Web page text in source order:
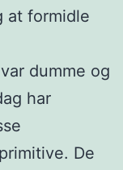
at formidle
dumme og
har
De